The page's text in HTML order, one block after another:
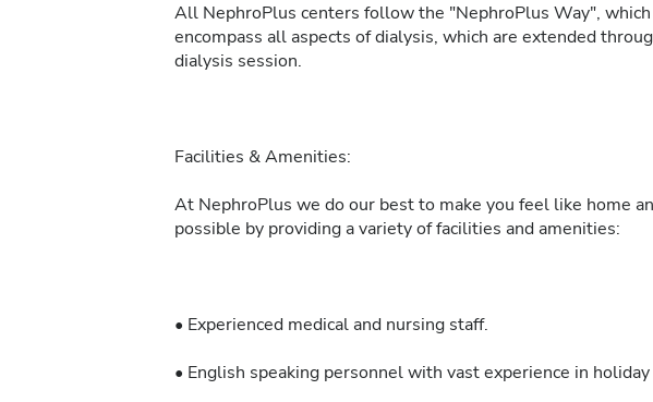
All NephroPlus centers follow the "NephroPlus Way",
encompass all aspects of dialysis, which are extended
dialysis session.
Facilities & Amenities:
At NephroPlus we do our best to make you feel like home
possible by providing a variety of facilities and amenities:
• Experienced medical and nursing staff.
• English speaking personnel with vast experience in